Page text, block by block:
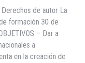
de autor La
formación 30 de
– Dar a
a
en la creación de